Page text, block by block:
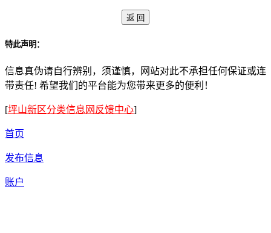
特此声明：
信息真伪请自行辨别，须谨慎，网站对此不承担任何保证或连
带责任! 希望我们的平台能为您带来更多的便利！
[坪山新区分类信息网反馈中心]
首页
发布信息
账户